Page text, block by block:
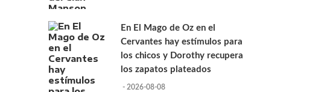
En El Mago de Oz en el
Cervantes hay estímulos para
los chicos y Dorothy recupera
los zapatos plateados
- 2026-08-08